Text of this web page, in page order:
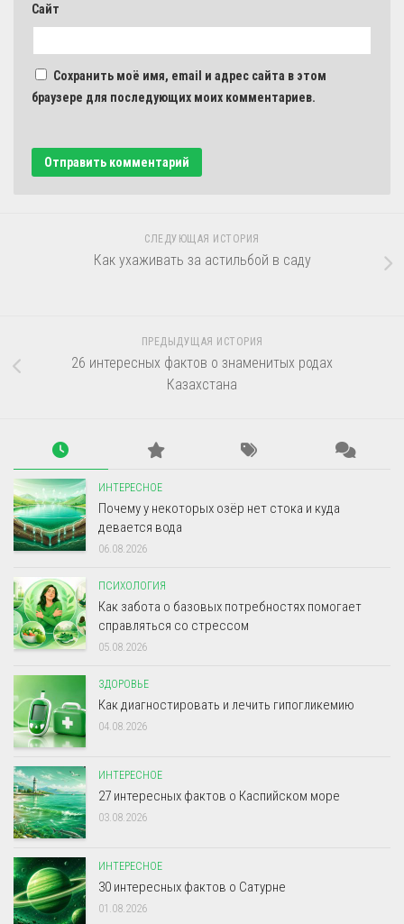
Сайт
Сохранить моё имя, email и адрес сайта в этом
браузере для последующих моих комментариев.
СЛЕДУЮЩАЯ ИСТОРИЯ
Как ухаживать за астильбой в саду
ПРЕДЫДУЩАЯ ИСТОРИЯ
26 интересных фактов о знаменитых родах
Казахстана
ИНТЕРЕСНОЕ
Почему у некоторых озёр нет стока и куда
девается вода
06.08.2026
ПСИХОЛОГИЯ
Как забота о базовых потребностях помогает
справляться со стрессом
05.08.2026
ЗДОРОВЬЕ
Как диагностировать и лечить гипогликемию
04.08.2026
ИНТЕРЕСНОЕ
27 интересных фактов о Каспийском море
03.08.2026
ИНТЕРЕСНОЕ
30 интересных фактов о Сатурне
01.08.2026